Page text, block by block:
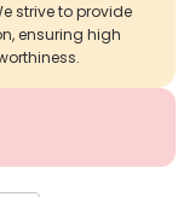
strive to provide
ensuring high